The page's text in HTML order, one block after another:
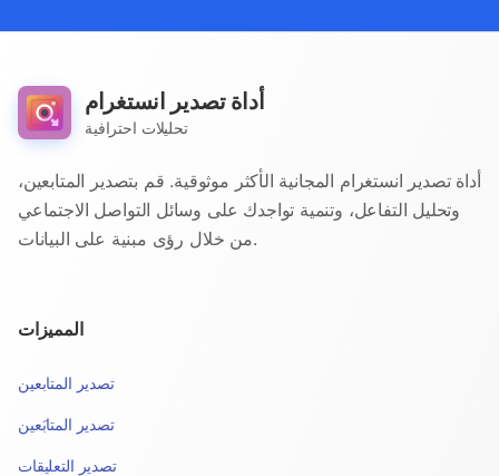
أداة تصدير انستغرام
تحليلات احترافية
أداة تصدير انستغرام المجانية الأكثر موثوقية. قم بتصدير المتابعين،
وتحليل التفاعل، وتنمية تواجدك على وسائل التواصل الاجتماعي
من خلال رؤى مبنية على البيانات.
المميزات
تصدير المتابعين
تصدير المتابَعين
تصدير التعليقات